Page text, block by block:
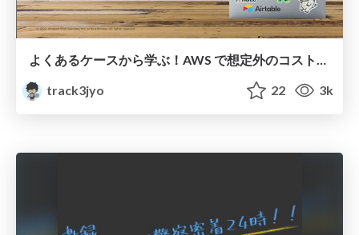
よくあるケースから学ぶ！AWS で想定外のコスト増につながるような実装や設計
track3jyo
22 3k